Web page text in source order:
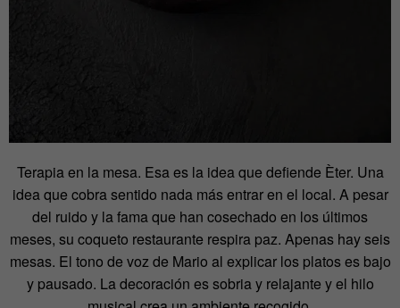
Terapia en la mesa. Esa es la idea que defiende Èter. Una
idea que cobra sentido nada más entrar en el local. A pesar
del ruido y la fama que han cosechado en los últimos
meses, su coqueto restaurante respira paz. Apenas hay seis
mesas. El tono de voz de Mario al explicar los platos es bajo
y pausado. La decoración es sobria y relajante y el hilo